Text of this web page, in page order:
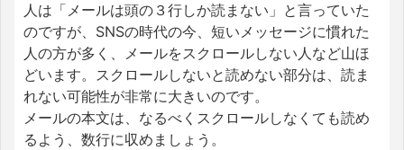
人は「メールは頭の３行しか読まない」と言っていた
のですが、SNSの時代の今、短いメッセージに慣れた
人の方が多く、メールをスクロールしない人など山ほ
どいます。スクロールしないと読めない部分は、読ま
れない可能性が非常に大きいのです。
メールの本文は、なるべくスクロールしなくても読め
るよう、数行に収めましょう。